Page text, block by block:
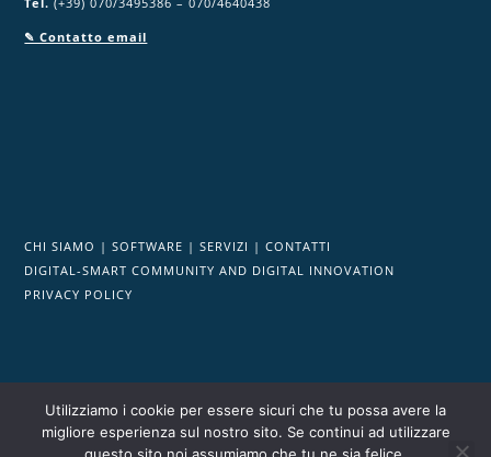
✎ Contatto email
CHI SIAMO |SOFTWARE |SERVIZI |CONTATTI
DIGITAL-SMART COMMUNITY AND DIGITAL INNOVATION
PRIVACY POLICY
Powered by DigitalPA srl P.I/C.F. 03553050927|REA: CA - 280392
Utilizziamo i cookie per essere sicuri che tu possa avere la
migliore esperienza sul nostro sito. Se continui ad utilizzare